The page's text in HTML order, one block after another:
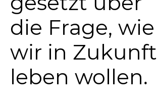
die Frage, wie
wir in Zukunft
leben wollen.